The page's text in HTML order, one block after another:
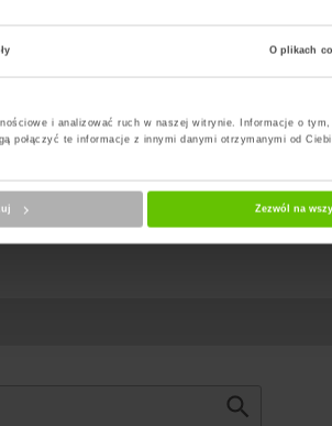
O plikach
i analizować ruch w naszej witrynie. Informacje o
połączyć te informacje z innymi danymi otrzymanymi od
Zezwól na